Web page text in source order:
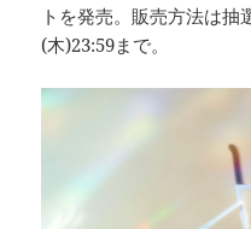
トを発売。販売方法は抽
(木)23:59まで。